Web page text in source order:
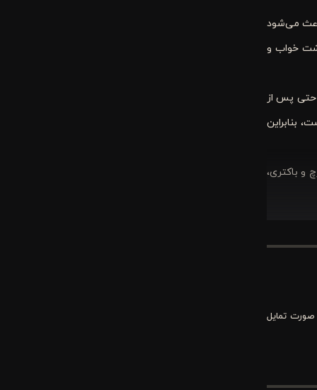
می‌شود
خواب و
پس از
بنابراین
و باکتری،
صورت تمایل